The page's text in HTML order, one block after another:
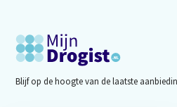
Blijf op de hoogte van de laatste